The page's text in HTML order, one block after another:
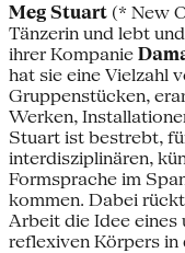
Meg Stuart (* New
Tänzerin und lebt
ihrer Kompanie
hat sie eine Vielzahl
Gruppenstücken,
Werken,
Stuart ist bestrebt,
interdisziplinären,
Formsprache im
kommen. Dabei
Arbeit die Idee eines
reflexiven Körpers in